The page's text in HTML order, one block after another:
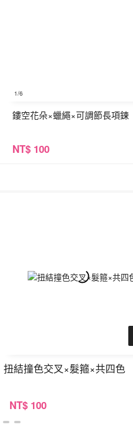
1/6
鏤空花朵×蠟繩×可調節長項鍊
NT$ 100
扭結撞色交叉×髮箍×共四色
NT$ 100